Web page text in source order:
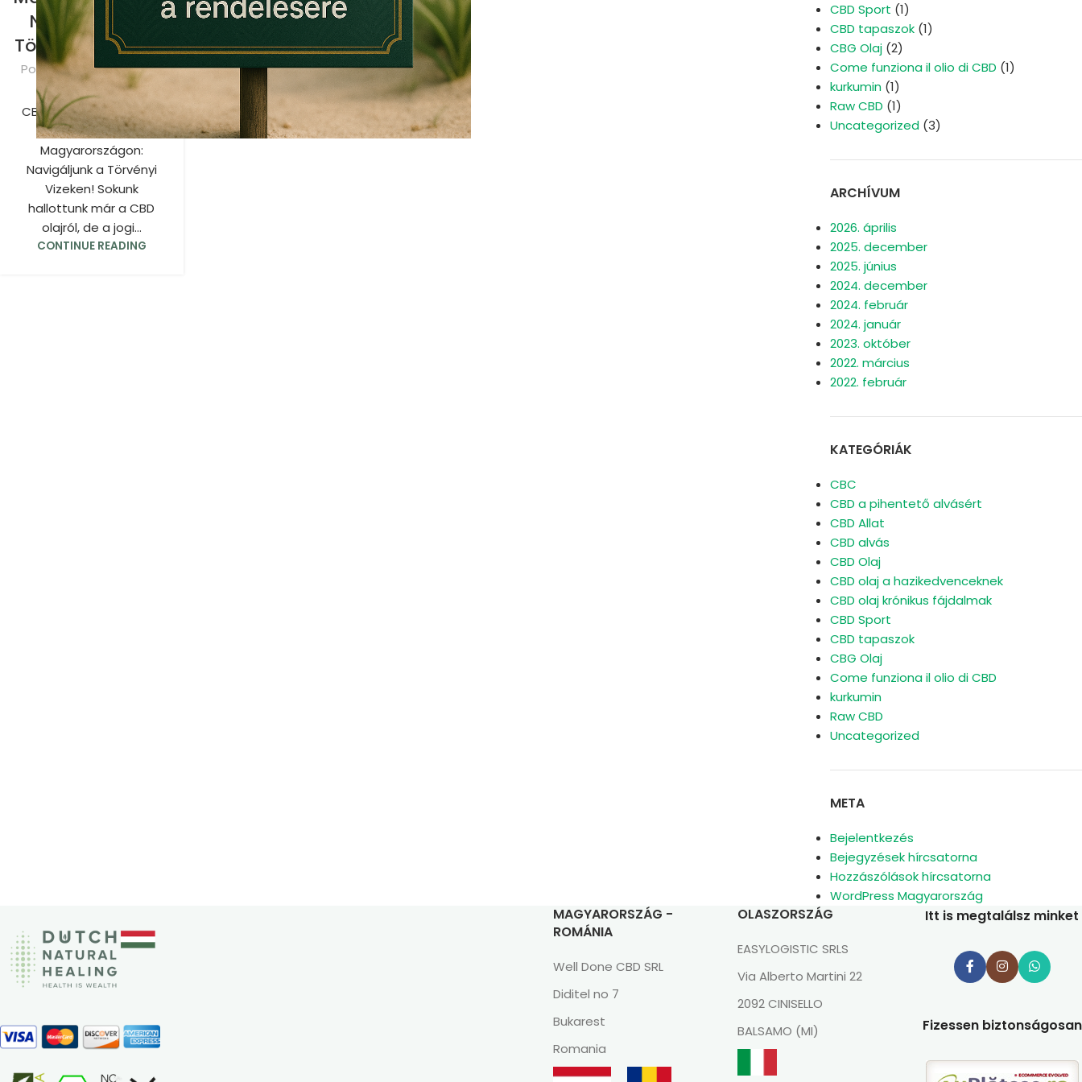
Navigáljunk a
Törvényi Vizeken!
Posted by CBD olaj
CBD olaj Magyarország.
CBD Olaj
Magyarországon:
Navigáljunk a Törvényi
Vizeken! Sokunk
hallottunk már a CBD
olajról, de a jogi...
CONTINUE READING
CBD Sport (1)
CBD tapaszok(1)
CBG Olaj(2)
Come funziona il olio di CBD (1)
kurkumin(1)
Raw CBD (1)
Uncategorized(3)
ARCHÍVUM
2026. április
2025. december
2025. június
2024. december
2024. február
2024. január
2023. október
2022. március
2022. február
KATEGÓRIÁK
CBC
CBD a pihentető alvásért
CBD Allat
CBD alvás
CBD Olaj
CBD olaj a hazikedvenceknek
CBD olaj krónikus fájdalmak
CBD Sport
CBD tapaszok
CBG Olaj
Come funziona il olio di CBD
kurkumin
Raw CBD
Uncategorized
META
Bejelentkezés
Bejegyzések hírcsatorna
Hozzászólások hírcsatorna
WordPress Magyarország
MAGYARORSZÁG -
ROMÁNIA
Well Done CBD SRL
Diditel no 7
Bukarest
Romania
OLASZORSZÁG
EASYLOGISTIC SRLS
Via Alberto Martini 22
2092 CINISELLO
BALSAMO (MI)
Itt is megtalálsz minket
Fizessen biztonságosan